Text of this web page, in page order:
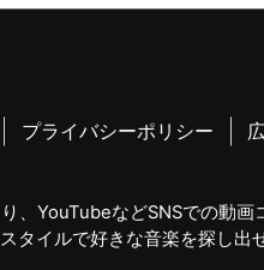
プライバシーポリシー
、YouTubeなどSNSでの動
タイルで好きな音楽を探し出